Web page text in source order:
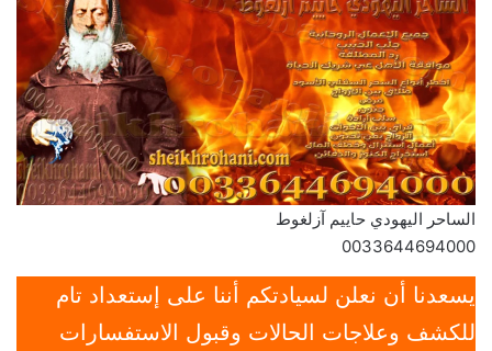
الساحر اليهودي حاييم آزلغوط
0033644694000
يسعدنا أن نعلن لسيادتكم أننا على إستعداد تام
للكشف وعلاجات الحالات وقبول الاستفسارات